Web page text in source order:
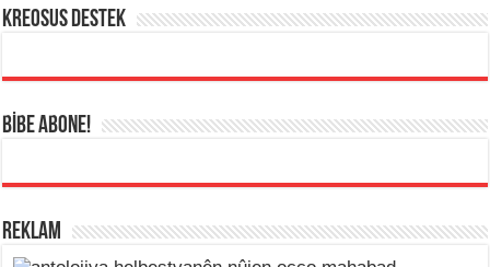
KREOSUS DESTEK
BİBE ABONE!
REKLAM